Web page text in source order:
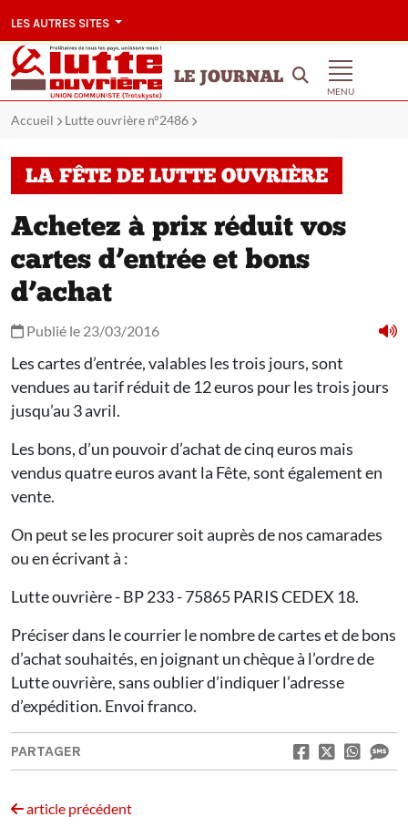
LES AUTRES SITES
LE JOURNAL
MENU
Accueil Lutte ouvrière n°2486
LA FÊTE DE LUTTE OUVRIÈRE
Achetez à prix réduit vos
cartes d’entrée et bons
d’achat
Publié le 23/03/2016
Les cartes d’entrée, valables les trois jours, sont
vendues au tarif réduit de 12 euros pour les trois jours
jusqu’au 3 avril.
Les bons, d’un pouvoir d’achat de cinq euros mais
vendus quatre euros avant la Fête, sont également en
vente.
On peut se les procurer soit auprès de nos camarades
ou en écrivant à :
Lutte ouvrière - BP 233 - 75865 PARIS CEDEX 18.
Préciser dans le courrier le nombre de cartes et de bons
d’achat souhaités, en joignant un chèque à l’ordre de
Lutte ouvrière, sans oublier d’indiquer l’adresse
d’expédition. Envoi franco.
PARTAGER
article précédent